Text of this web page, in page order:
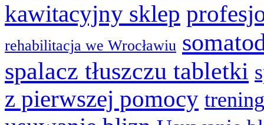
kawitacyjny sklep
rehabilitacja we Wrocławiu
spalacz tłuszczu tabletki
z pierwszej pomocy